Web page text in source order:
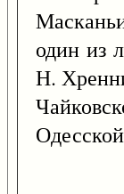
один из
Н.